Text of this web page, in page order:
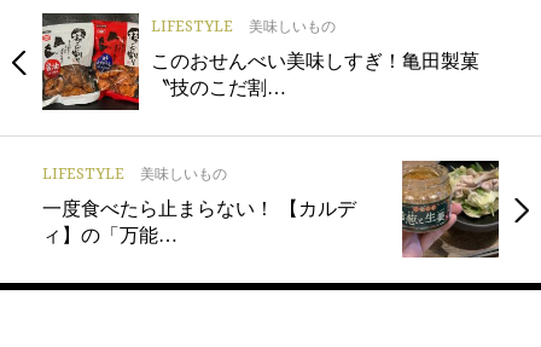
LIFESTYLE 美味しいもの
このおせんべい美味しすぎ！亀田製菓
〝技のこだ割…
LIFESTYLE 美味しいもの
一度食べたら止まらない！ 【カルデ
ィ】の「万能…